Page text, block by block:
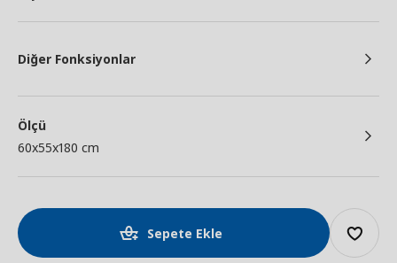
Diğer Fonksiyonlar
Ölçü
60x55x180 cm
Sepete Ekle